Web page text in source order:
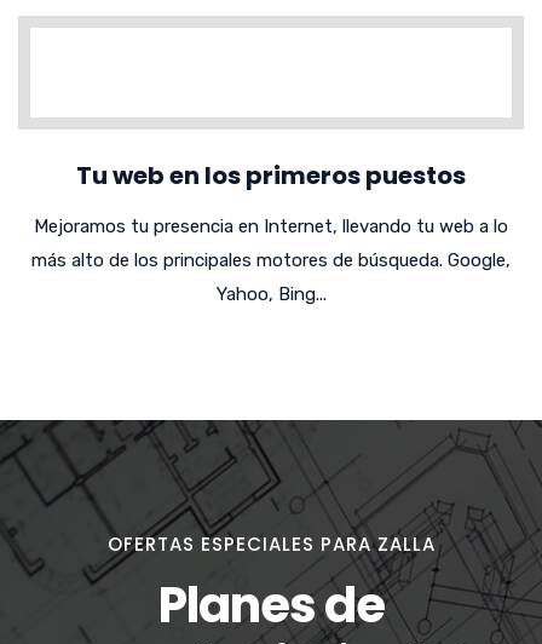
Tu web en los primeros puestos
Mejoramos tu presencia en Internet, llevando tu web a lo
más alto de los principales motores de búsqueda. Google,
Yahoo, Bing...
OFERTAS ESPECIALES PARA ZALLA
Planes de